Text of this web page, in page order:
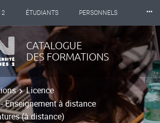
2 ÉTUDIANTS PERSONNELS
PROFESSIONNELS BIBLIOTHÈQUES
2
⸱⸱⸱
CATALOGUE
DES FORMATIONS
Licence
Enseignement à distance
(à distance)